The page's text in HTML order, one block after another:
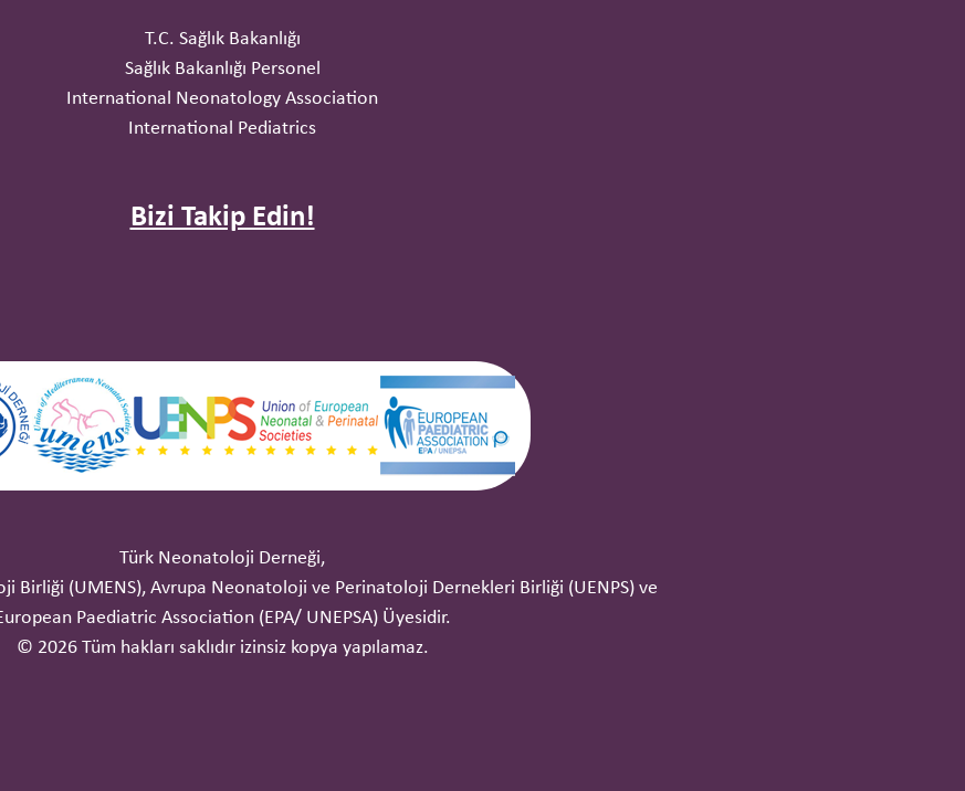
T.C. Sağlık Bakanlığı
Sağlık Bakanlığı Personel
International Neonatology Association
International Pediatrics
Bizi Takip Edin!
Türk Neonatoloji Derneği,
Birliği (UMENS), Avrupa Neonatoloji ve Perinatoloji Dernekleri Birliği (UENPS) ve
Paediatric Association (EPA/ UNEPSA) Üyesidir.
© 2026 Tüm hakları saklıdır izinsiz kopya yapılamaz.